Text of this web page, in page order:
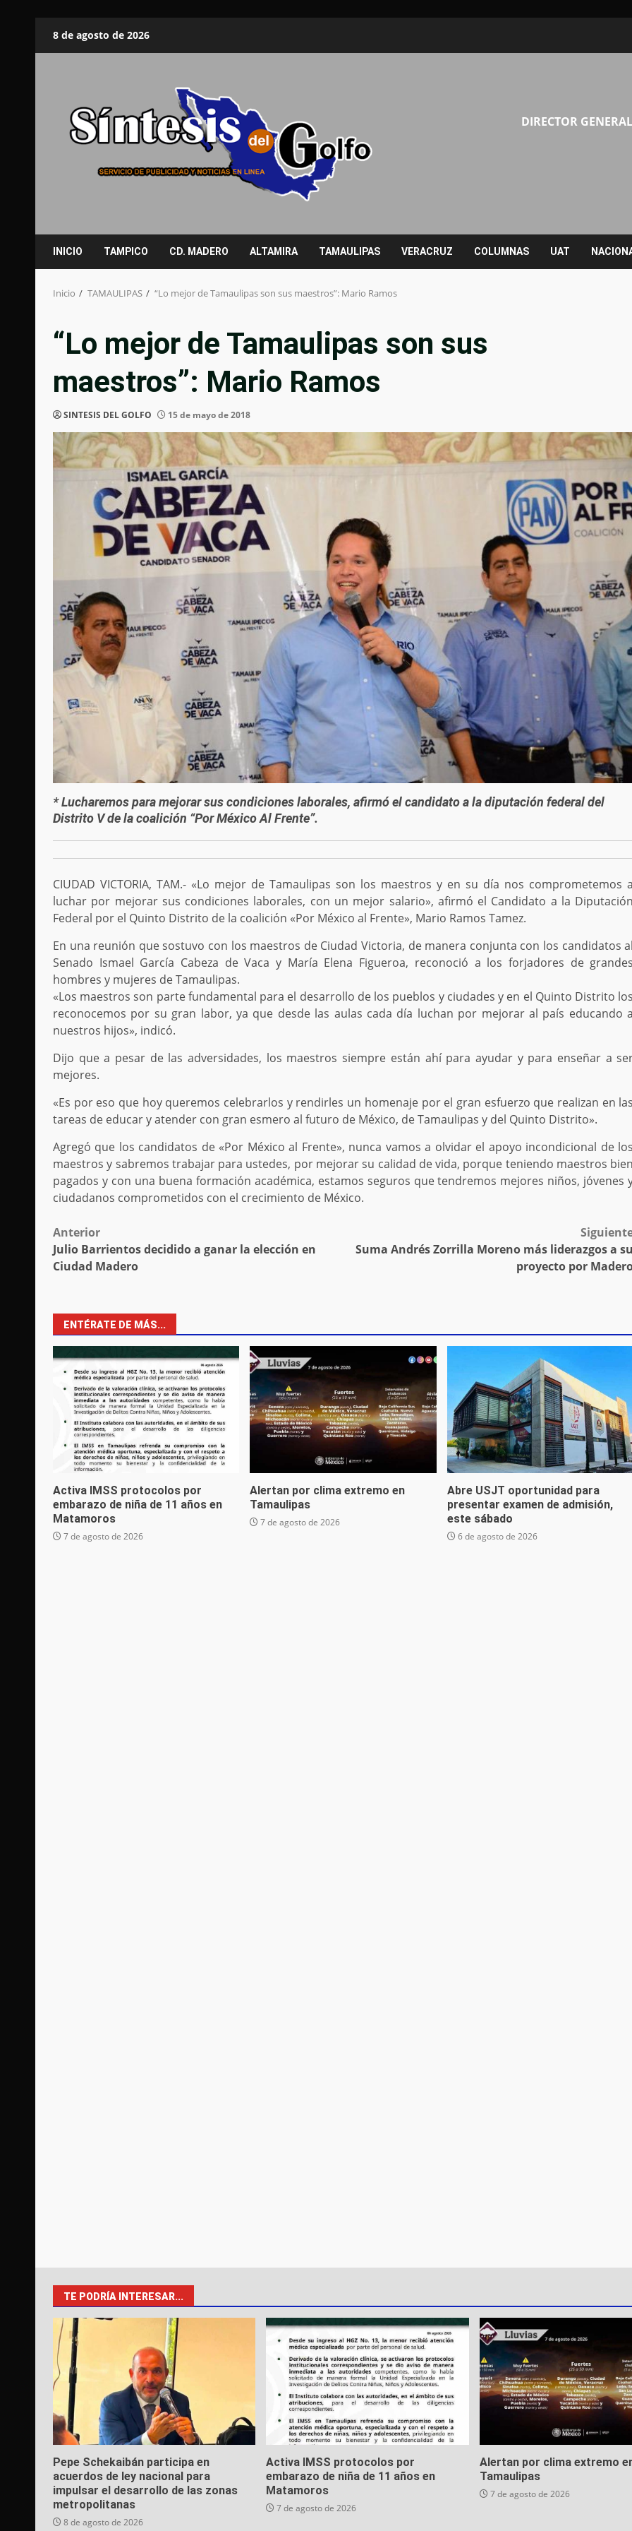
8 de agosto de 2026
DIRECTOR
INICIO TAMPICO CD. MADERO ALTAMIRA TAMAULIPAS VERACRUZ COLUMNAS UAT
Inicio TAMAULIPAS “Lo mejor de Tamaulipas son sus maestros”: Mario Ramos
“Lo mejor de Tamaulipas son sus
maestros”: Mario Ramos
SINTESIS DEL GOLFO 15 de mayo de 2018
* Lucharemos para mejorar sus condiciones laborales, afirmó el candidato a la diputación federal del
Distrito V de la coalición “Por México Al Frente”.
CIUDAD VICTORIA, TAM.- «Lo mejor de Tamaulipas son los maestros y en su día nos comprometemos
luchar por mejorar sus condiciones laborales, con un mejor salario», afirmó el Candidato a la
Federal por el Quinto Distrito de la coalición «Por México al Frente», Mario Ramos Tamez.
En una reunión que sostuvo con los maestros de Ciudad Victoria, de manera conjunta con los candidatos
Senado Ismael García Cabeza de Vaca y María Elena Figueroa, reconoció a los forjadores de
hombres y mujeres de Tamaulipas.
«Los maestros son parte fundamental para el desarrollo de los pueblos y ciudades y en el Quinto Distrito
reconocemos por su gran labor, ya que desde las aulas cada día luchan por mejorar al país educando
nuestros hijos», indicó.
Dijo que a pesar de las adversidades, los maestros siempre están ahí para ayudar y para enseñar a
mejores.
«Es por eso que hoy queremos celebrarlos y rendirles un homenaje por el gran esfuerzo que realizan en
tareas de educar y atender con gran esmero al futuro de México, de Tamaulipas y del Quinto Distrito».
Agregó que los candidatos de «Por México al Frente», nunca vamos a olvidar el apoyo incondicional de
maestros y sabremos trabajar para ustedes, por mejorar su calidad de vida, porque teniendo maestros
pagados y con una buena formación académica, estamos seguros que tendremos mejores niños, jóvenes
ciudadanos comprometidos con el crecimiento de México.
Post
navigation
Anterior
Julio Barrientos decidido a ganar la elección en
Ciudad Madero
Suma Andrés Zorrilla Moreno más liderazgos a
proyecto por
ENTÉRATE DE MÁS...
Activa IMSS protocolos por
embarazo de niña de 11 años en
Matamoros
7 de agosto de 2026
Alertan por clima extremo en
Tamaulipas
7 de agosto de 2026
Abre USJT oportunidad para
presentar examen de admisión,
este sábado
6 de agosto de 2026
TE PODRÍA INTERESAR...
Pepe Schekaibán participa en
acuerdos de ley nacional para
impulsar el desarrollo de las zonas
metropolitanas
8 de agosto de 2026
Activa IMSS protocolos por
embarazo de niña de 11 años en
Matamoros
7 de agosto de 2026
Alertan por clima extremo
Tamaulipas
7 de agosto de 2026